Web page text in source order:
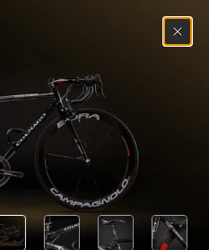
(0)
history.
by Colnago in